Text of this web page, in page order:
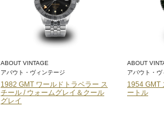
ABOUT VINTAGE
アバウト・ヴィンテージ
1982 GMT ワールドトラベラー ス
チール / ウォームグレイ＆クール
グレイ
ABOUT
アバウト・ヴ
1954 GMT
ートル